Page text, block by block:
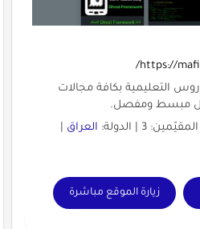
https://
التعليمية بكافة مجالات
مبسط ومفصل.
العراق|
زيارة الموقع مباشرة